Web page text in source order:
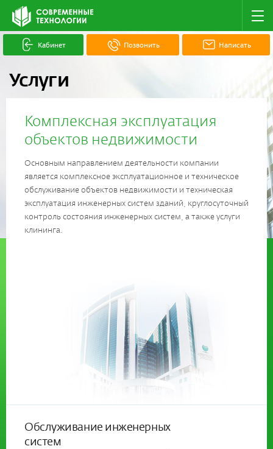
Кабинет Позвонить Написать
Услуги
Комплексная эксплуатация
объектов недвижимости
Основным направлением деятельности компании
является комплексное эксплуатационное и техническое
обслуживание объектов недвижимости и техническая
эксплуатация инженерных систем зданий, круглосуточный
контроль состояния инженерных систем, а также услуги
клининга.
Обслуживание инженерных
систем